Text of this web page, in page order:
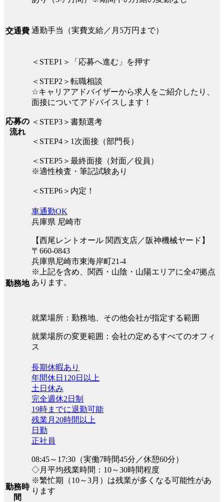
交通費 通勤手当（実費支給／月5万円まで）
応募の
流れ
＜STEP1＞「応募へ進む」を押す
＜STEP2＞転職相談
☆キャリアアドバイザーから求人をご紹介したり、
面接についてアドバイスします！
＜STEP3＞書類選考
＜STEP4＞1次面接（部門長）
＜STEP5＞最終面接（対面／役員）
※適性検査・筆記試験あり
＜STEP6＞内定！
勤務地
車通勤OK
兵庫県 尼崎市
【西尾レントオール 関西支店／阪神機械ヤード】
〒660-0843
兵庫県尼崎市東海岸町21-4
※上記を含め、関西・山陰・山陽エリアに全47拠点
あります。
就業場所：勤務地、その他会社が指定する範囲
就業場所の変更範囲：会社の定めるすべてのオフィ
ス
勤務時
間
長期休暇あり
年間休日120日以上
土日休み
完全週休2日制
19時までに退勤可能
残業月20時間以上
日勤
正社員
08:45～17:30（実働7時間45分／休憩60分）
◇月平均残業時間：10～30時間程度
※繁忙期（10～3月）は残業が多くなる可能性があ
ります